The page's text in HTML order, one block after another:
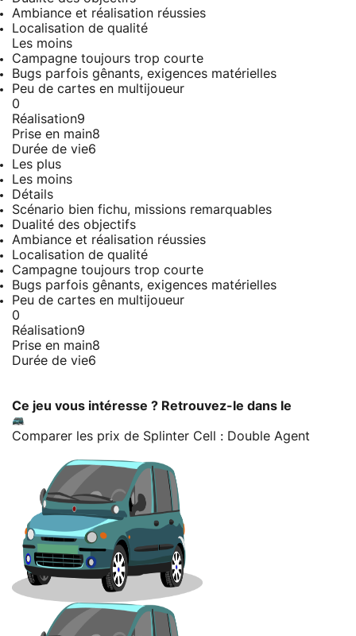
Ambiance et réalisation réussies
Localisation de qualité
Les moins
Campagne toujours trop courte
Bugs parfois gênants, exigences matérielles
Peu de cartes en multijoueur
0
Réalisation9
Prise en main8
Durée de vie6
Les plus
Les moins
Détails
Scénario bien fichu, missions remarquables
Dualité des objectifs
Ambiance et réalisation réussies
Localisation de qualité
Campagne toujours trop courte
Bugs parfois gênants, exigences matérielles
Peu de cartes en multijoueur
0
Réalisation9
Prise en main8
Durée de vie6
Ce jeu vous intéresse ? Retrouvez-le dans le
Comparer les prix de Splinter Cell : Double Agent